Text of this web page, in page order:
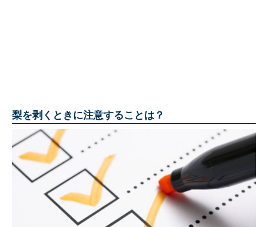
梨を剥くときに注意することは？